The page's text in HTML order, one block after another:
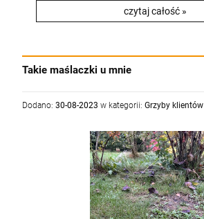
czytaj całość »
Takie maślaczki u mnie
Dodano: 30-08-2023 w kategorii: Grzyby klientów